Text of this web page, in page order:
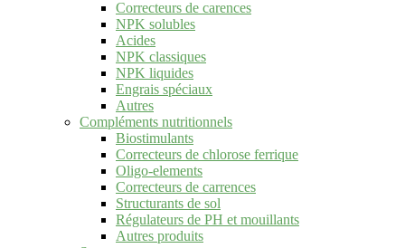
Correcteurs de carences
NPK solubles
Acides
NPK classiques
NPK liquides
Engrais spéciaux
Autres
Compléments nutritionnels
Biostimulants
Correcteurs de chlorose ferrique
Oligo-elements
Correcteurs de carrences
Structurants de sol
Régulateurs de PH et mouillants
Autres produits